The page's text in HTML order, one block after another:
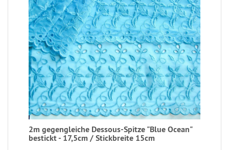
2m gegengleiche Dessous-Spitze "Blue Ocean"
bestickt - 17,5cm / Stickbreite 15cm